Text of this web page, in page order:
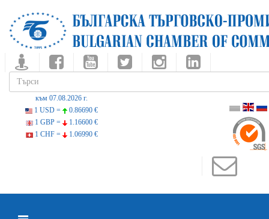
към 07.08.2026 г.
1 USD =
0.86690 €
1 GBP =
1.16600 €
1 CHF =
1.06990 €